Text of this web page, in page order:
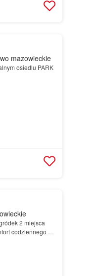
mazowieckie
osiedlu PARK
2 miejsca
codziennego Ta